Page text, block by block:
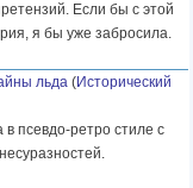
Если бы с этой
я бы уже забросила.
льда (Исторический
псевдо-ретро стиле с